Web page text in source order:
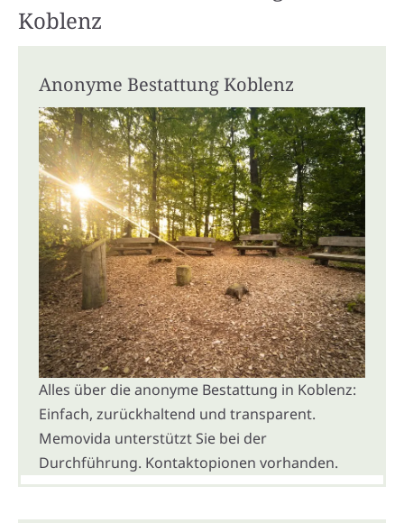
Koblenz
Anonyme Bestattung Koblenz
Alles über die anonyme Bestattung in Koblenz:
Einfach, zurückhaltend und transparent.
Memovida unterstützt Sie bei der
Durchführung. Kontaktopionen vorhanden.